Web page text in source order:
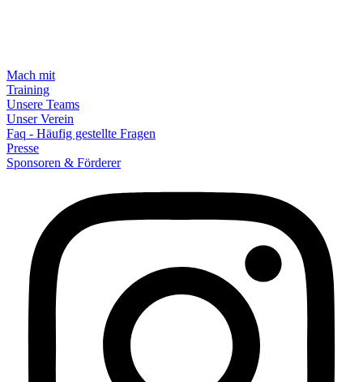
Mach mit
Training
Unsere Teams
Unser Verein
Faq - Häufig gestellte Fragen
Presse
Sponsoren & Förderer